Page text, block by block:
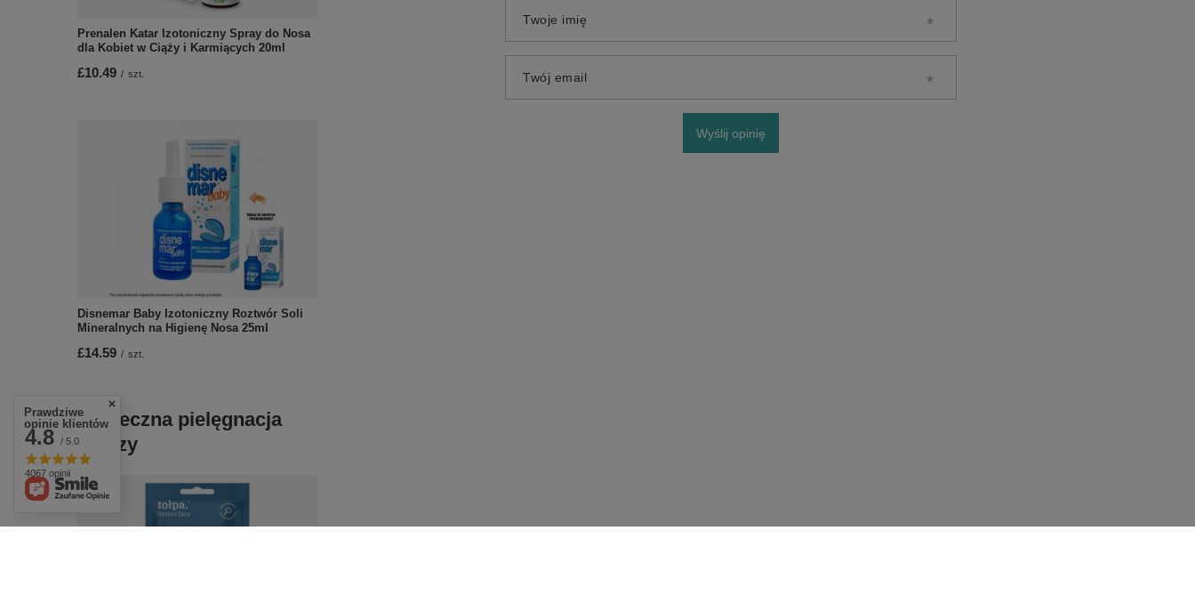
Prenalen Katar Izotoniczny Spray do Nosa
dla Kobiet w Ciąży i Karmiących 20ml
£10.49 / szt.
Disnemar Baby Izotoniczny Roztwór Soli
Mineralnych na Higienę Nosa 25ml
£14.59 / szt.
Skuteczna pielęgnacja
twarzy
Twoje imię
Twój email
Wyślij opinię
Prawdziwe
opinie klientów
4.8 / 5.0
4067 opinii